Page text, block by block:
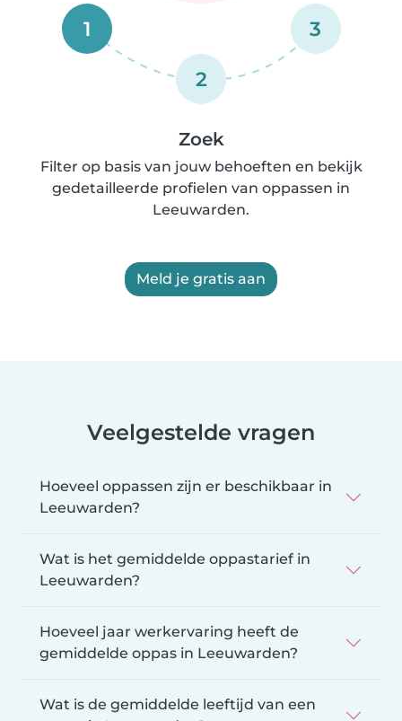
1
2
3
Zoek
Filter op basis van jouw behoeften en bekijk
gedetailleerde profielen van oppassen in
Leeuwarden.
Meld je gratis aan
Veelgestelde vragen
Hoeveel oppassen zijn er beschikbaar in
Leeuwarden?
Wat is het gemiddelde oppastarief in
Leeuwarden?
Hoeveel jaar werkervaring heeft de
gemiddelde oppas in Leeuwarden?
Wat is de gemiddelde leeftijd van een